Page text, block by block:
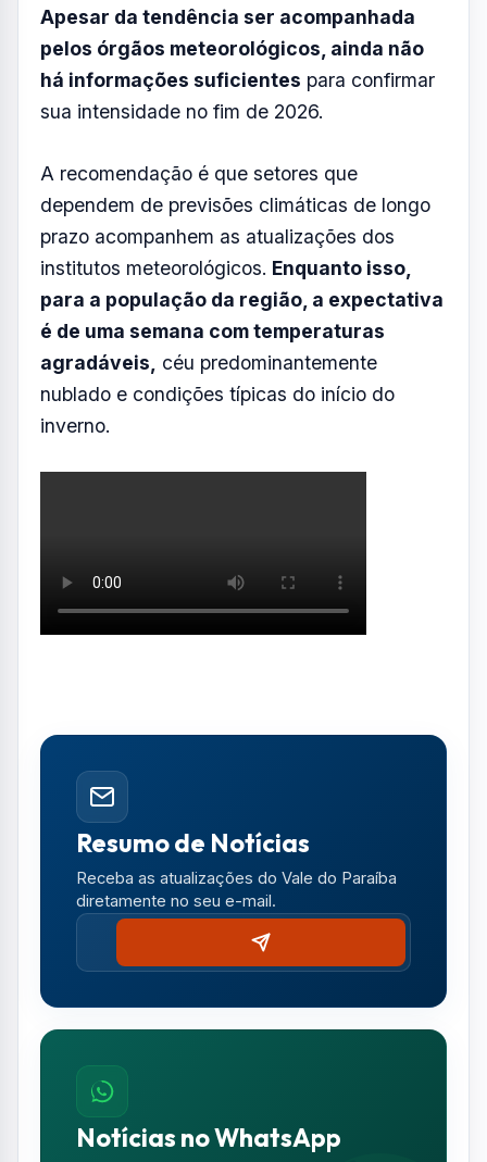
Apesar da tendência ser acompanhada
pelos órgãos meteorológicos, ainda não
há informações suficientes para confirmar
sua intensidade no fim de 2026.
A recomendação é que setores que
dependem de previsões climáticas de longo
prazo acompanhem as atualizações dos
institutos meteorológicos. Enquanto isso,
para a população da região, a expectativa
é de uma semana com temperaturas
agradáveis, céu predominantemente
nublado e condições típicas do início do
inverno.
Resumo de Notícias
Receba as atualizações do Vale do Paraíba
diretamente no seu e-mail.
Notícias no WhatsApp